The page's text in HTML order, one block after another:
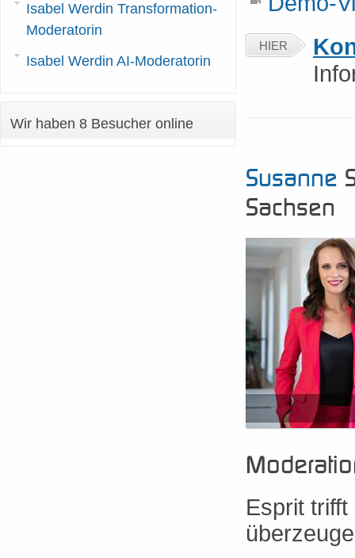
HIER
Susanne
Sachsen
Esprit
Isabel Werdin Transformation-
Moderatorin
Isabel Werdin AI-Moderatorin
Wir haben 8 Besucher online